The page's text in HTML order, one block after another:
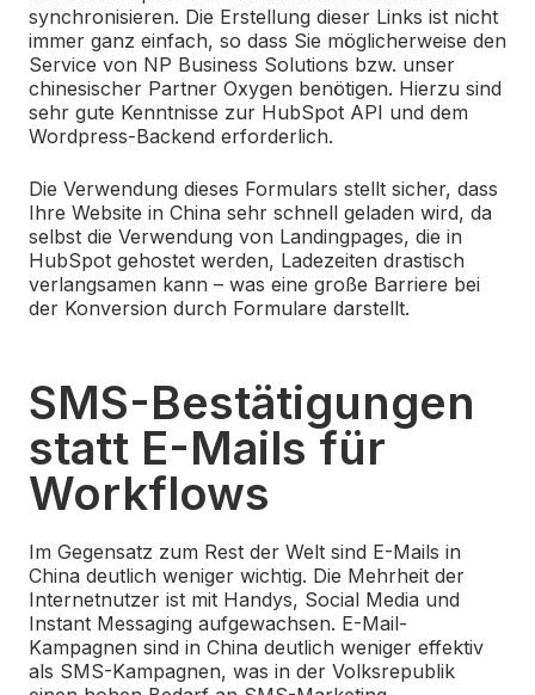
synchronisieren. Die Erstellung dieser Links ist nicht
immer ganz einfach, so dass Sie möglicherweise den
Service von NP Business Solutions bzw. unser
chinesischer Partner Oxygen benötigen. Hierzu sind
sehr gute Kenntnisse zur HubSpot API und dem
Wordpress-Backend erforderlich.
Die Verwendung dieses Formulars stellt sicher, dass
Ihre Website in China sehr schnell geladen wird, da
selbst die Verwendung von Landingpages, die in
HubSpot gehostet werden, Ladezeiten drastisch
verlangsamen kann – was eine große Barriere bei
der Konversion durch Formulare darstellt.
SMS-Bestätigungen
statt E-Mails für
Workflows
Im Gegensatz zum Rest der Welt sind E-Mails in
China deutlich weniger wichtig. Die Mehrheit der
Internetnutzer ist mit Handys, Social Media und
Instant Messaging aufgewachsen. E-Mail-
Kampagnen sind in China deutlich weniger effektiv
als SMS-Kampagnen, was in der Volksrepublik